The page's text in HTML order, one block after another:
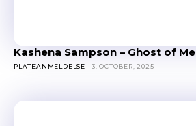
Kashena Sampson – Ghost of Me
PLATEANMELDELSE 3. OCTOBER, 2025